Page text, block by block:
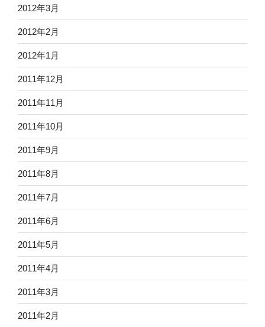
2012年3月
2012年2月
2012年1月
2011年12月
2011年11月
2011年10月
2011年9月
2011年8月
2011年7月
2011年6月
2011年5月
2011年4月
2011年3月
2011年2月